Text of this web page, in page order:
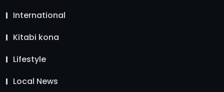
International
Kitabi kona
Lifestyle
Local News